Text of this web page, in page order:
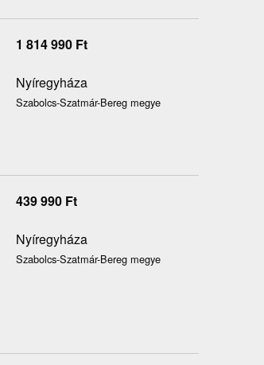
1 814 990 Ft
Nyíregyháza
Szabolcs-Szatmár-Bereg megye
439 990 Ft
Nyíregyháza
Szabolcs-Szatmár-Bereg megye